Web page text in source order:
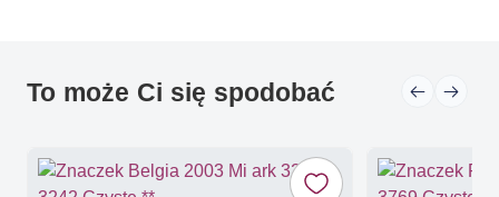
To może Ci się spodobać